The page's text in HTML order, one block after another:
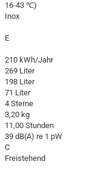
16-43 ℃)
Inox
E
210 kWh/Jahr
269 Liter
198 Liter
71 Liter
4 Sterne
3,20 kg
11,00 Stunden
39 dB(A) re 1 pW
C
Freistehend